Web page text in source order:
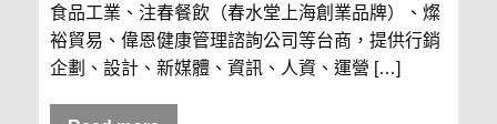
食品工業、注春餐飲（春水堂上海創業品牌）、燦
裕貿易、偉恩健康管理諮詢公司等台商，提供行銷
企劃、設計、新媒體、資訊、人資、運營 […]